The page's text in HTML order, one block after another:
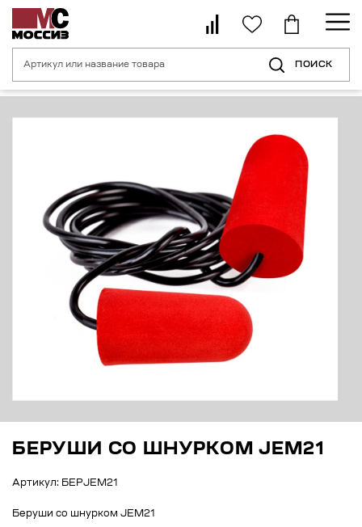
ПОИСК
Главная страница Средства индивидуальной защиты
БЕРУШИ СО ШНУРКОМ JEM21
Артикул: БЕРJEM21
Беруши со шнурком JEM21